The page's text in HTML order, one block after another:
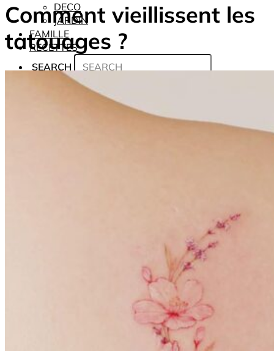
DECO
JARDIN
FAMILLE
RECETTES
SEARCH
Comment vieillissent les
tatouages ?